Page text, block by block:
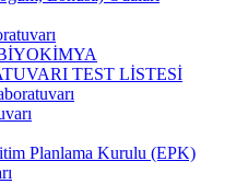
TEST LİSTESİ
Planlama Kurulu (EPK)